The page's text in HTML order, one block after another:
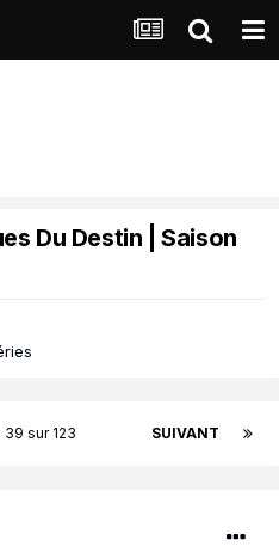
Du Destin | Saison
SUIVANT
39 sur 123